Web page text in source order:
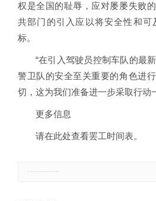
权是全国的耻辱，应对屡屡失败
共部门的引入应以将安全性和可
标。
“在引入驾驶员控制车队的最
警卫队的安全至关重要的角色进
切，这为我们准备进一步采取行动
更多信息
请在此处查看罢工时间表。